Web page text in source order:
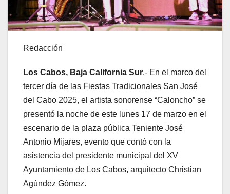
Redacción
Los Cabos, Baja California Sur.- En el marco del
tercer día de las Fiestas Tradicionales San José
del Cabo 2025, el artista sonorense “Caloncho” se
presentó la noche de este lunes 17 de marzo en el
escenario de la plaza pública Teniente José
Antonio Mijares, evento que contó con la
asistencia del presidente municipal del XV
Ayuntamiento de Los Cabos, arquitecto Christian
Agúndez Gómez.